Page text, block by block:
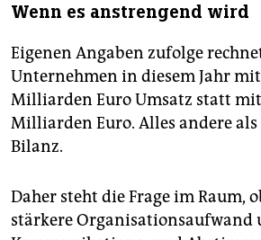
Wenn es anstrengend wird
Eigenen Angaben zufolge
Unternehmen in diesem Jahr
Milliarden Euro Umsatz statt mit
Milliarden Euro. Alles andere als
Bilanz.
Daher steht die Frage im Raum,
stärkere Organisationsaufwand